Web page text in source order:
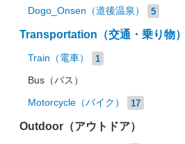
Dogo_Onsen（道後温泉） 5
Transportation（交通・乗り物）
Train（電車） 1
Bus（バス）
Motorcycle（バイク） 17
Outdoor（アウトドア）